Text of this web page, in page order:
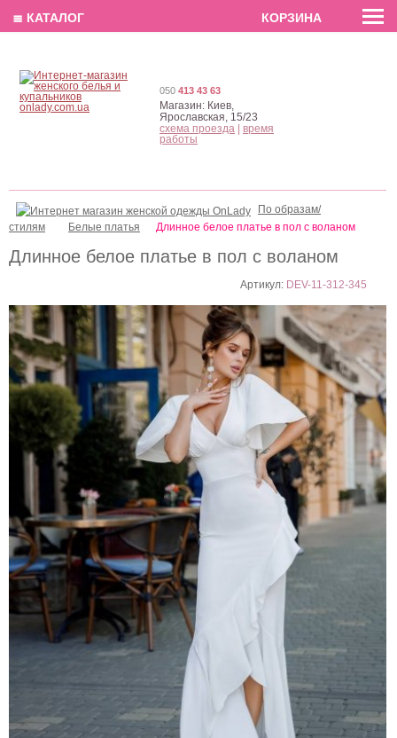
EN РУС
Длинное белое платье в пол с воланом
Артикул: DEV-11-312-345
По образам/
стилям
Белые платья Длинное белое платье в пол с воланом
050 413 43 63
Магазин: Киев,
Ярославская, 15/23
схема проезда
время
работы
≣ КАТАЛОГ КОРЗИНА